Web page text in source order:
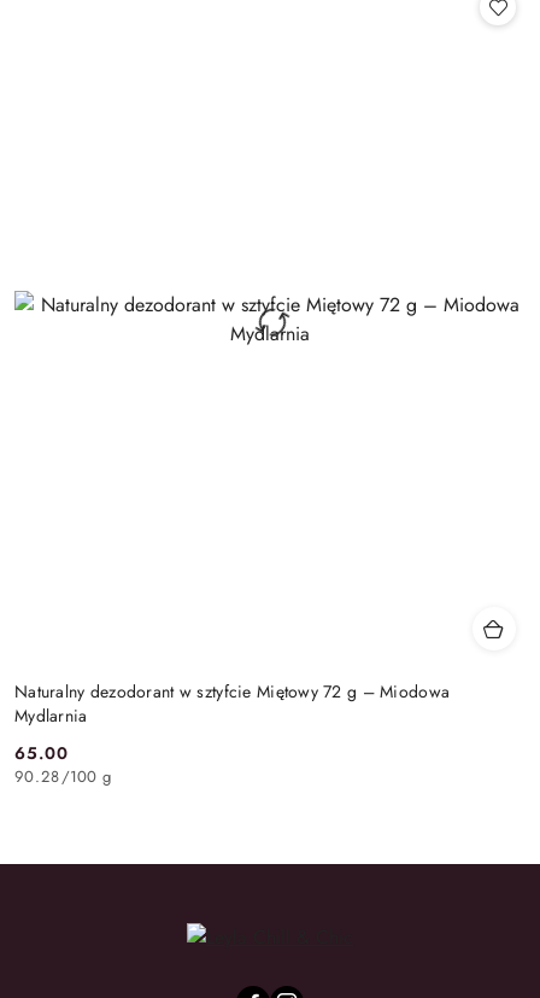
Naturalny dezodorant w sztyfcie Miętowy 72 g – Miodowa
Mydlarnia
Cena:
65.00
90.28/100 g